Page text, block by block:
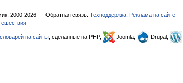
2000-2026 Обратная связь: Техподдержка Реклама на сайте
на сайты , сделанные на PHP, Joomla, Drupal,